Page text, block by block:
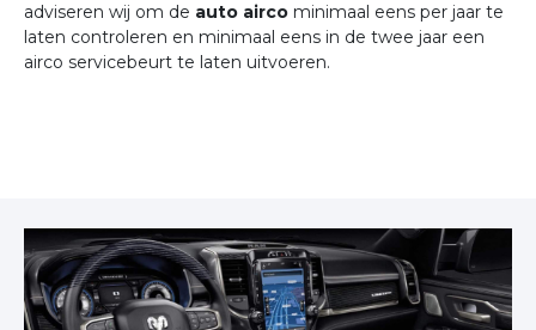
adviseren wij om de auto airco minimaal eens per jaar te
laten controleren en minimaal eens in de twee jaar een
airco servicebeurt te laten uitvoeren.